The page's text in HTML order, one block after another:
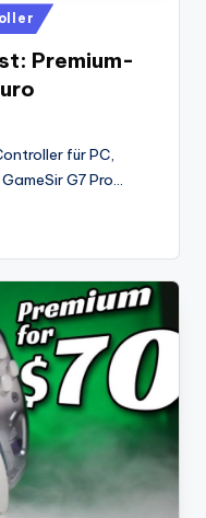
Premium-
für PC,
G7 Pro…